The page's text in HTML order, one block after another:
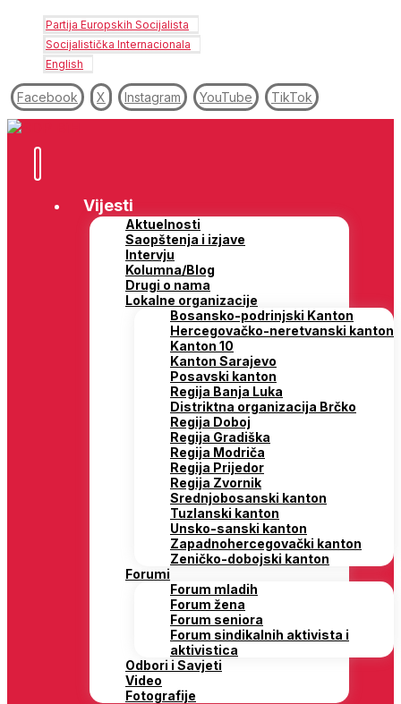
Partija Europskih Socijalista
Socijalistička Internacionala
English
Facebook X Instagram YouTube TikTok
Vijesti
Aktuelnosti
Saopštenja i izjave
Intervju
Kolumna/Blog
Drugi o nama
Lokalne organizacije
Bosansko-podrinjski Kanton
Hercegovačko-neretvanski kanton
Kanton 10
Kanton Sarajevo
Posavski kanton
Regija Banja Luka
Distriktna organizacija Brčko
Regija Doboj
Regija Gradiška
Regija Modriča
Regija Prijedor
Regija Zvornik
Srednjobosanski kanton
Tuzlanski kanton
Unsko-sanski kanton
Zapadnohercegovački kanton
Zeničko-dobojski kanton
Forumi
Forum mladih
Forum žena
Forum seniora
Forum sindikalnih aktivista i
aktivistica
Odbori i Savjeti
Video
Fotografije